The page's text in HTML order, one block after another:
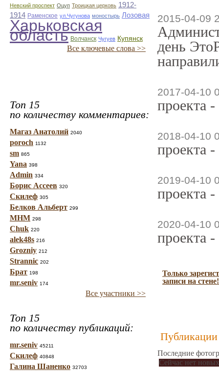
Невский проспект Оцуп Троицкая церковь 1912-
1914 Раменское ул.Чугунова моностырь Лозовая
Харьковская
область Волчанск Чугуев Купянск
Все ключевые слова >>
Топ 15
по количеству комментариев:
Магаз Анатолий 2040
poroch 1132
sm 865
Yana 398
Admin 334
Борис Ассеев 320
Скилеф 305
Белков Альберт 299
МНМ 298
Chuk 220
alek48s 216
Grozniy 212
Strannic 202
Брат 198
mr.seniv 174
Все участники >>
Топ 15
по количеству публикаций:
mr.seniv 45211
Скилеф 40848
Галина Шаненко 32703
2015-04-09
день
2017-04-10
проекта
2018-04-10
проекта
2019-04-10
проекта
2020-04-10
проекта
Только
записи на стене!
Публикации
Последние
Сейчас нет